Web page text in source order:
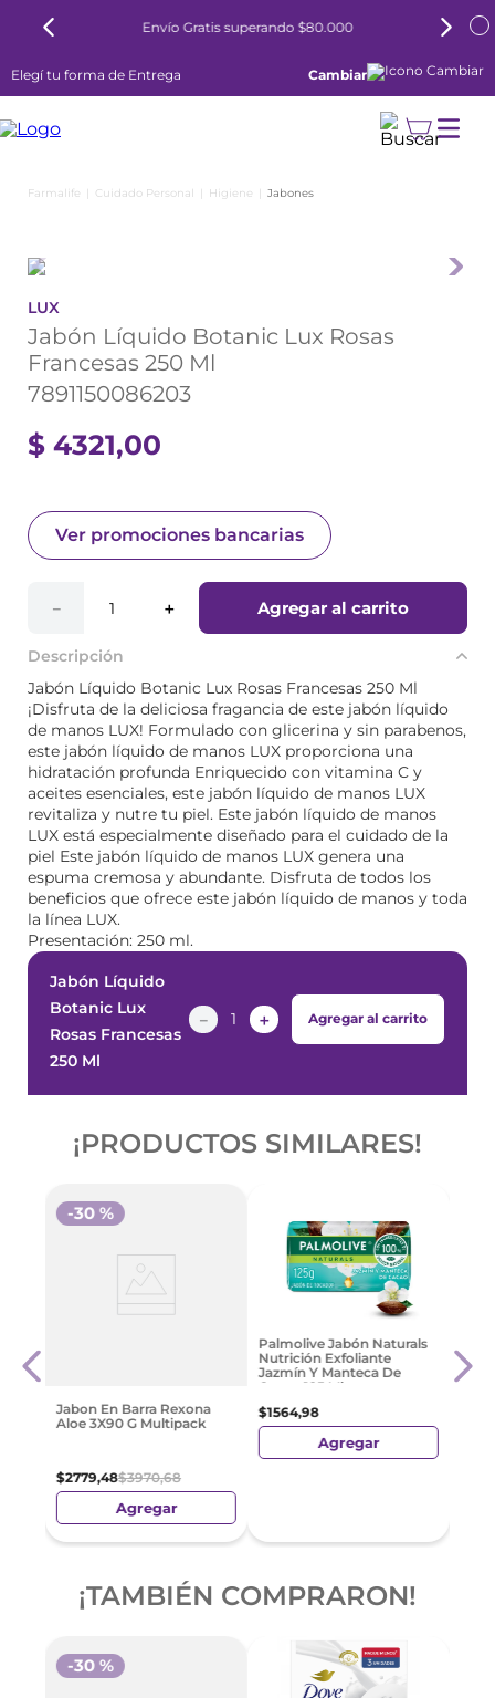
$80.000 6 cuotas sin interés todos
Elegí tu forma de Entrega Cambiar
Cuidado Personal Higiene Jabones
LUX
Jabón Líquido Botanic Lux Rosas
Francesas 250 Ml
7891150086203
$ 4321,00
Ver promociones bancarias
＋
－ Agregar al carrito
Descripción
Jabón Líquido Botanic Lux Rosas Francesas 250 Ml
¡Disfruta de la deliciosa fragancia de este jabón líquido
de manos LUX! Formulado con glicerina y sin parabenos,
este jabón líquido de manos LUX proporciona una
hidratación profunda Enriquecido con vitamina C y
aceites esenciales, este jabón líquido de manos LUX
revitaliza y nutre tu piel. Este jabón líquido de manos
LUX está especialmente diseñado para el cuidado de la
piel Este jabón líquido de manos LUX genera una
espuma cremosa y abundante. Disfruta de todos los
beneficios que ofrece este jabón líquido de manos y toda
la línea LUX.
Presentación: 250 ml.
Jabón Líquido
Botanic Lux
Rosas Francesas
250 Ml
＋
－ Agregar al carrito
¡PRODUCTOS SIMILARES!
Jabon En Barra Rexona
Aloe 3X90 G Multipack
$2779,48$3970,68
-30 %
Agregar
Palmolive Jabón Naturals
Nutrición Exfoliante
Jazmín Y Manteca De
Cacao 125 Ml
$1564,98
Agregar
¡TAMBIÉN COMPRARON!
-30 %